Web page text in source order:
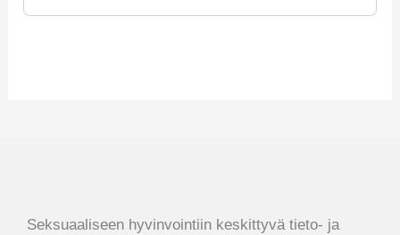
Seksuaaliseen hyvinvointiin keskittyvä tieto- ja